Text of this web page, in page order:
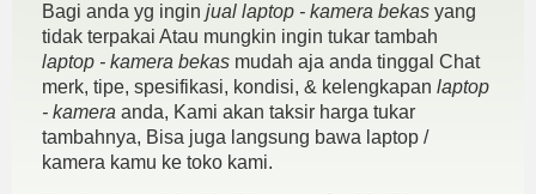
Bagi anda yg ingin jual laptop - kamera bekas yang
tidak terpakai Atau mungkin ingin tukar tambah
laptop - kamera bekas mudah aja anda tinggal Chat
merk, tipe, spesifikasi, kondisi, & kelengkapan laptop
- kamera anda, Kami akan taksir harga tukar
tambahnya, Bisa juga langsung bawa laptop /
kamera kamu ke toko kami.